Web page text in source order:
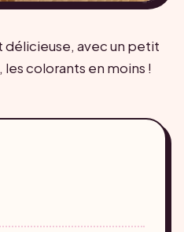
avec un petit
colorants en moins !